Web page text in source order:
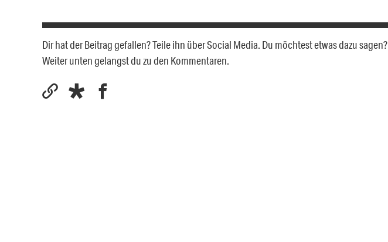
Dir hat der Beitrag gefallen? Teile ihn über Social Media. Du möchtest etwas dazu sagen?
Weiter unten gelangst du zu den Kommentaren.